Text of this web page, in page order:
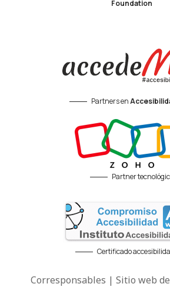
Foundation
Partners en
Partner
Certificado
Corresponsables | Sitio web